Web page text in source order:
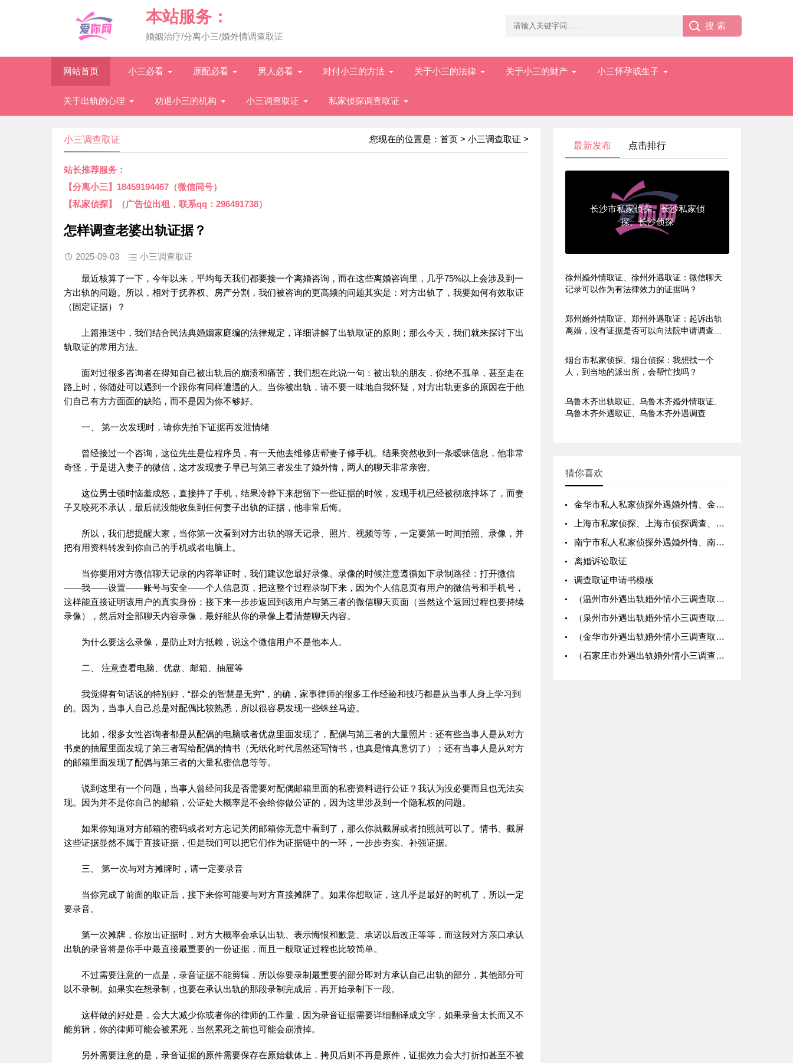
本站服务：
婚姻治疗/分离小三/婚外情调查取证
网站首页 小三必看 原配必看 男人必看 对付小三的方法 关于小三的法律 关于小三的财产 小三怀孕或生子
关于出轨的心理 劝退小三的机构 小三调查取证 私家侦探调查取证
您现在的位置是： 首页 > 小三调查取证 >
小三调查取证
站长推荐服务：
【分离小三】18459194467（微信同号）
【私家侦探】（广告位出租，联系qq：296491738）
怎样调查老婆出轨证据？
2025-09-03 小三调查取证
最近核算了一下，今年以来，平均每天我们都要接一个离婚咨询，而在这些离婚咨询里，几乎75%以上会涉及到一
方出轨的问题。所以，相对于抚养权、房产分割，我们被咨询的更高频的问题其实是：对方出轨了，我要如何有效取证
（固定证据）？
上篇推送中，我们结合民法典婚姻家庭编的法律规定，详细讲解了出轨取证的原则；那么今天，我们就来探讨下出
轨取证的常用方法。
面对过很多咨询者在得知自己被出轨后的崩溃和痛苦，我们想在此说一句：被出轨的朋友，你绝不孤单，甚至走在
路上时，你随处可以遇到一个跟你有同样遭遇的人。当你被出轨，请不要一味地自我怀疑，对方出轨更多的原因在于他
们自己有方方面面的缺陷，而不是因为你不够好。
一、 第一次发现时，请你先拍下证据再发泄情绪
曾经接过一个咨询，这位先生是位程序员，有一天他去维修店帮妻子修手机。结果突然收到一条暧昧信息，他非常
奇怪，于是进入妻子的微信，这才发现妻子早已与第三者发生了婚外情，两人的聊天非常亲密。
这位男士顿时恼羞成怒，直接摔了手机，结果冷静下来想留下一些证据的时候，发现手机已经被彻底摔坏了，而妻
子又咬死不承认，最后就没能收集到任何妻子出轨的证据，他非常后悔。
所以，我们想提醒大家，当你第一次看到对方出轨的聊天记录、照片、视频等等，一定要第一时间拍照、录像，并
把有用资料转发到你自己的手机或者电脑上。
当你要用对方微信聊天记录的内容举证时，我们建议您最好录像。录像的时候注意遵循如下录制路径：打开微信
——我——设置——账号与安全——个人信息页，把这整个过程录制下来，因为个人信息页有用户的微信号和手机号，
这样能直接证明该用户的真实身份；接下来一步步返回到该用户与第三者的微信聊天页面（当然这个返回过程也要持续
录像），然后对全部聊天内容录像，最好能从你的录像上看清楚聊天内容。
为什么要这么录像，是防止对方抵赖，说这个微信用户不是他本人。
二、 注意查看电脑、优盘、邮箱、抽屉等
我觉得有句话说的特别好，“群众的智慧是无穷”，的确，家事律师的很多工作经验和技巧都是从当事人身上学习到
的。因为，当事人自己总是对配偶比较熟悉，所以很容易发现一些蛛丝马迹。
比如，很多女性咨询者都是从配偶的电脑或者优盘里面发现了，配偶与第三者的大量照片；还有些当事人是从对方
书桌的抽屉里面发现了第三者写给配偶的情书（无纸化时代居然还写情书，也真是情真意切了）；还有当事人是从对方
的邮箱里面发现了配偶与第三者的大量私密信息等等。
说到这里有一个问题，当事人曾经问我是否需要对配偶邮箱里面的私密资料进行公证？我认为没必要而且也无法实
现。因为并不是你自己的邮箱，公证处大概率是不会给你做公证的，因为这里涉及到一个隐私权的问题。
如果你知道对方邮箱的密码或者对方忘记关闭邮箱你无意中看到了，那么你就截屏或者拍照就可以了。情书、截屏
这些证据显然不属于直接证据，但是我们可以把它们作为证据链中的一环，一步步夯实、补强证据。
三、 第一次与对方摊牌时，请一定要录音
当你完成了前面的取证后，接下来你可能要与对方直接摊牌了。如果你想取证，这几乎是最好的时机了，所以一定
要录音。
第一次摊牌，你放出证据时，对方大概率会承认出轨、表示悔恨和歉意、承诺以后改正等等，而这段对方亲口承认
出轨的录音将是你手中最直接最重要的一份证据，而且一般取证过程也比较简单。
不过需要注意的一点是，录音证据不能剪辑，所以你要录制最重要的部分即对方承认自己出轨的部分，其他部分可
以不录制。如果实在想录制，也要在承认出轨的那段录制完成后，再开始录制下一段。
这样做的好处是，会大大减少你或者你的律师的工作量，因为录音证据需要详细翻译成文字，如果录音太长而又不
能剪辑，你的律师可能会被累死，当然累死之前也可能会崩溃掉。
另外需要注意的是，录音证据的原件需要保存在原始载体上，拷贝后则不再是原件，证据效力会大打折扣甚至不被
最新发布 点击排行
长沙市私家侦探、长沙私家侦
探、长沙侦探
徐州婚外情取证、徐州外遇取证：微信聊天
记录可以作为有法律效力的证据吗？
郑州婚外情取证、郑州外遇取证：起诉出轨
离婚，没有证据是否可以向法院申请调查令
烟台市私家侦探、烟台侦探：我想找一个
人，到当地的派出所，会帮忙找吗？
乌鲁木齐出轨取证、乌鲁木齐婚外情取证、
乌鲁木齐外遇取证、乌鲁木齐外遇调查
猜你喜欢
金华市私人私家侦探外遇婚外情、金华市出轨小三调查取证公司
上海市私家侦探、上海市侦探调查、上海市侦探取证、上海侦探调查取证
南宁市私人私家侦探外遇婚外情、南宁市出轨小三调查取证公司：离婚财产如何调查取证
离婚诉讼取证
调查取证申请书模板
（温州市外遇出轨婚外情小三调查取证私家侦探）“床照”能否作为出轨证据？
（泉州市外遇出轨婚外情小三调查取证私家侦探）认定婚外情的证据有哪些？
（金华市外遇出轨婚外情小三调查取证私家侦探）遇到婚外情，如何取证？
（石家庄市外遇出轨婚外情小三调查取证私家侦探）婚外情如何取证？